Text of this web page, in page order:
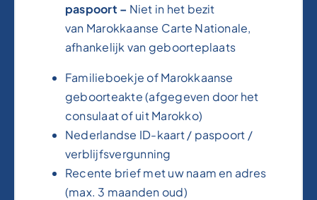
paspoort – Niet in het bezit
van Marokkaanse Carte Nationale,
afhankelijk van geboorteplaats
Familieboekje of Marokkaanse
geboorteakte (afgegeven door het
consulaat of uit Marokko)
Nederlandse ID-kaart / paspoort /
verblijfsvergunning
Recente brief met uw naam en adres
(max. 3 maanden oud)